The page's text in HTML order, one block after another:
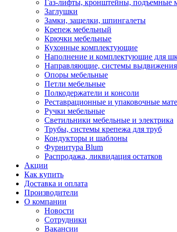
Газ-лифты, кронштейны, подъемные
Заглушки
Замки, защелки, шпингалеты
Крепеж мебельный
Крючки мебельные
Кухонные комплектующие
Наполнение и комплектующие для
Направляющие, системы выдвижения
Опоры мебельные
Петли мебельные
Полкодержатели и консоли
Реставрационные и упаковочные
Ручки мебельные
Светильники мебельные и электрика
Трубы, системы крепежа для труб
Кондукторы и шаблоны
Фурнитура Blum
Распродажа, ликвидация остатков
Акции
Как купить
Доставка и оплата
Производители
О компании
Новости
Сотрудники
Вакансии